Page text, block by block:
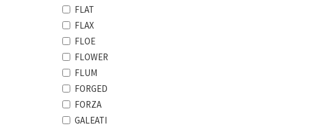
FLAT
FLAX
FLOE
FLOWER
FLUM
FORGED
FORZA
GALEATI